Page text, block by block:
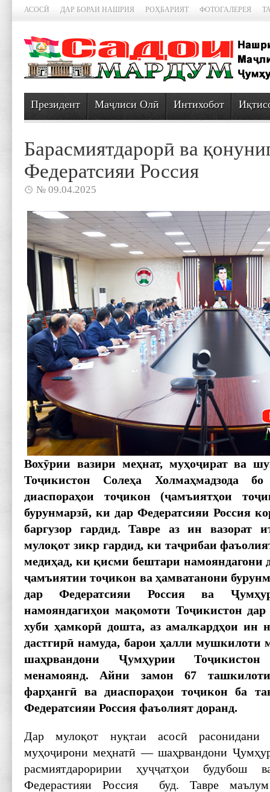
АСОСӢ ДАР БОРАИ НАШРИЯ РОҲБАРИЯТ ФОТОГАЛЕРЕЯ
Президент Маҷлиси Олӣ Интихобот
Барасмиятдарорӣ ва
Федератсияи Россия
№ 09.04.2025
Вохӯрии вазири меҳнат, муҳоҷират ва
Тоҷикистон Солеҳа Холмаҳмадзода
диаспораҳои тоҷикон (ҷамъиятҳои
бурунмарзӣ, ки дар Федератсияи Россия
баргузор гардид. Тавре аз ин вазорат
мулоқот зикр гардид, ки таҷрибаи
медиҳад, ки қисми бештари намояндагони
ҷамъиятии тоҷикон ва ҳамватанони
дар Федератсияи Россия ва
намояндагиҳои мақомоти Тоҷикистон
хуби ҳамкорӣ дошта, аз амалкардҳои ин
дастгирӣ намуда, барои ҳалли
шаҳрвандони Ҷумҳурии Тоҷикистон
менамоянд. Айни замон 67
фарҳангӣ ва диаспораҳои тоҷикон ба
Федератсияи Россия фаъолият доранд.
Дар мулоқот нуқтаи асосӣ расонидани
муҳоҷирони меҳнатӣ — шаҳрвандони
расмиятдароририи ҳуҷҷатҳои будубош
Федерастияи Россия буд. Тавре